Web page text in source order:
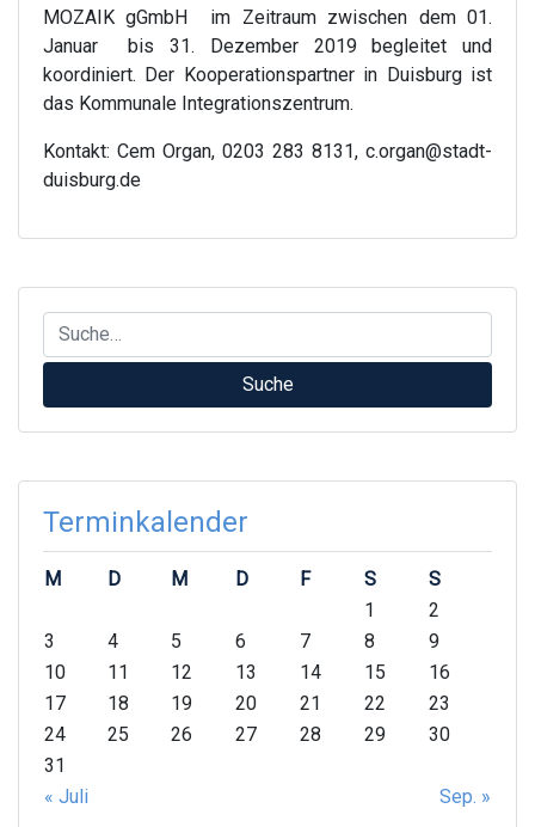
MOZAIK gGmbH im Zeitraum zwischen dem 01.
Januar bis 31. Dezember 2019 begleitet und
koordiniert. Der Kooperationspartner in Duisburg ist
das Kommunale Integrationszentrum.
Kontakt: Cem Organ, 0203 283 8131, c.organ@stadt-
duisburg.de
Terminkalender
M D M D F S
S
1
2
3
4 5 6 7 8
9
10
11 12 13 14 15
16
17
18 19 20 21 22
23
24
25 26 27 28 29
30
31
« Juli
Sep. »